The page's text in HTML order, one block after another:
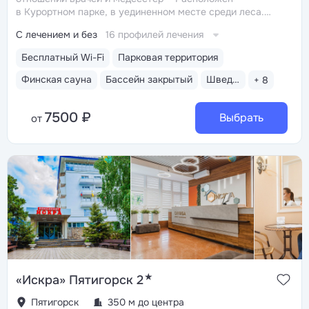
в Курортном парке, в уединенном месте среди леса.
выходят на лес: тишина, чистый воздух, пение птиц
Удобный выход в Нижний и Верхний парки:
в 15 минутах ходьбы вниз — Стеклянная струя
и Колоннада, вверх — Канатка и Долина роз.
Бювет с минеральной водой трех
курортов: «Нарзан общий» (Кисловодск),
«Славяновская» (Железноводск), «Ессентуки-4»
Бесплатный Wi-Fi
Парковая территория
Финская сауна
Бассейн закрытый Шведский стол + 8
С лечением и без 16 профилей лечения
от 7500 ₽ Выбрать
«Искра» Пятигорск 2★
Пятигорск 350 м до центра